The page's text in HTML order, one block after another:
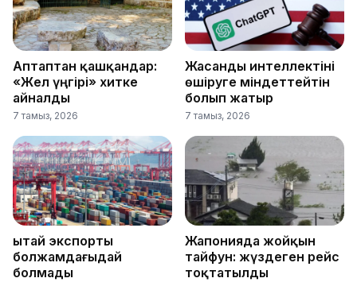
Аптаптан қашқандар:
«Жел үңгірі» хитке
айналды
7 тамыз, 2026
Жасанды интеллектіні
өшіруге міндеттейтін
болып жатыр
7 тамыз, 2026
Қытай экспорты
болжамдағыдай
болмады
Жапонияда жойқын
тайфун: жүздеген рейс
тоқтатылды